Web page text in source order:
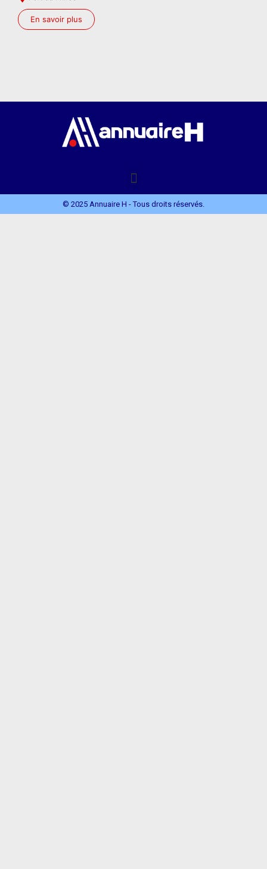
En savoir plus
© 2025 Annuaire H - Tous droits réservés.